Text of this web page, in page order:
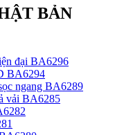
BẢN